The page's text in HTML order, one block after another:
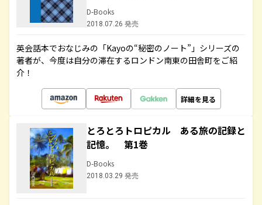
D-Books
2018.07.26 発売
英会話本でおなじみの「Kayoの“秘密のノート”」シリーズの
著者が、今度は自分の滞在するロンドン南東の田舎町をご紹
介！
詳細を見る
とろとろトロピカル ある旅の記録と
記憶。 第1巻
D-Books
2018.03.29 発売